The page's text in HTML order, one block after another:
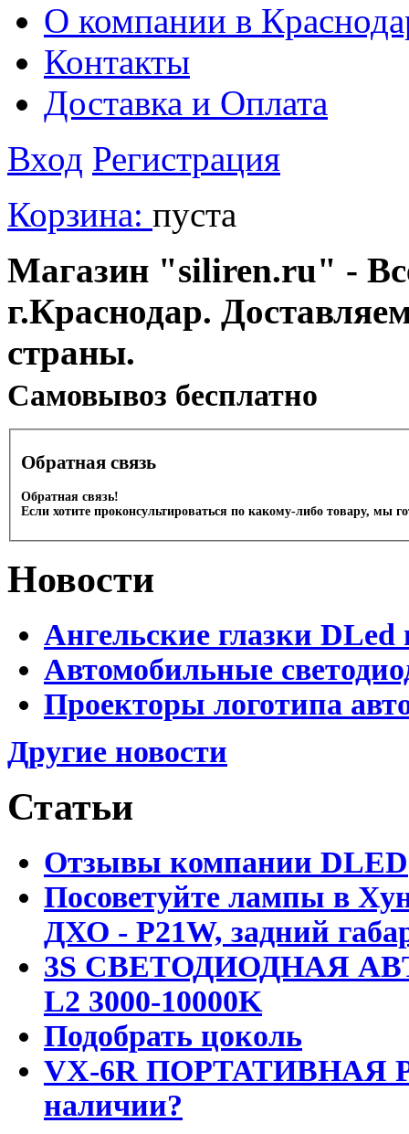
О компании в
Контакты
Доставка и Оплата
Вход Регистрация
Корзина: пуста
Магазин "siliren.ru" -
г.Краснодар.
страны.
Cамовывоз бесплатно
Обратная связь
Обратная связь!
Если хотите проконсультироваться по какому-либо товару, мы
Новости
Ангельские глазки DLed
Автомобильные
Проекторы логотипа
Другие новости
Статьи
Отзывы компании DLED
Посоветуйте лампы в
ДХО - P21W, задний
3S СВЕТОДИОДНАЯ
L2 3000-10000K
Подобрать цоколь
VX-6R ПОРТАТИВНАЯ
наличии?